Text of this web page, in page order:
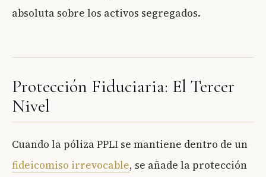
absoluta sobre los activos segregados.
Protección Fiduciaria: El Tercer
Nivel
Cuando la póliza PPLI se mantiene dentro de un
fideicomiso irrevocable, se añade la protección